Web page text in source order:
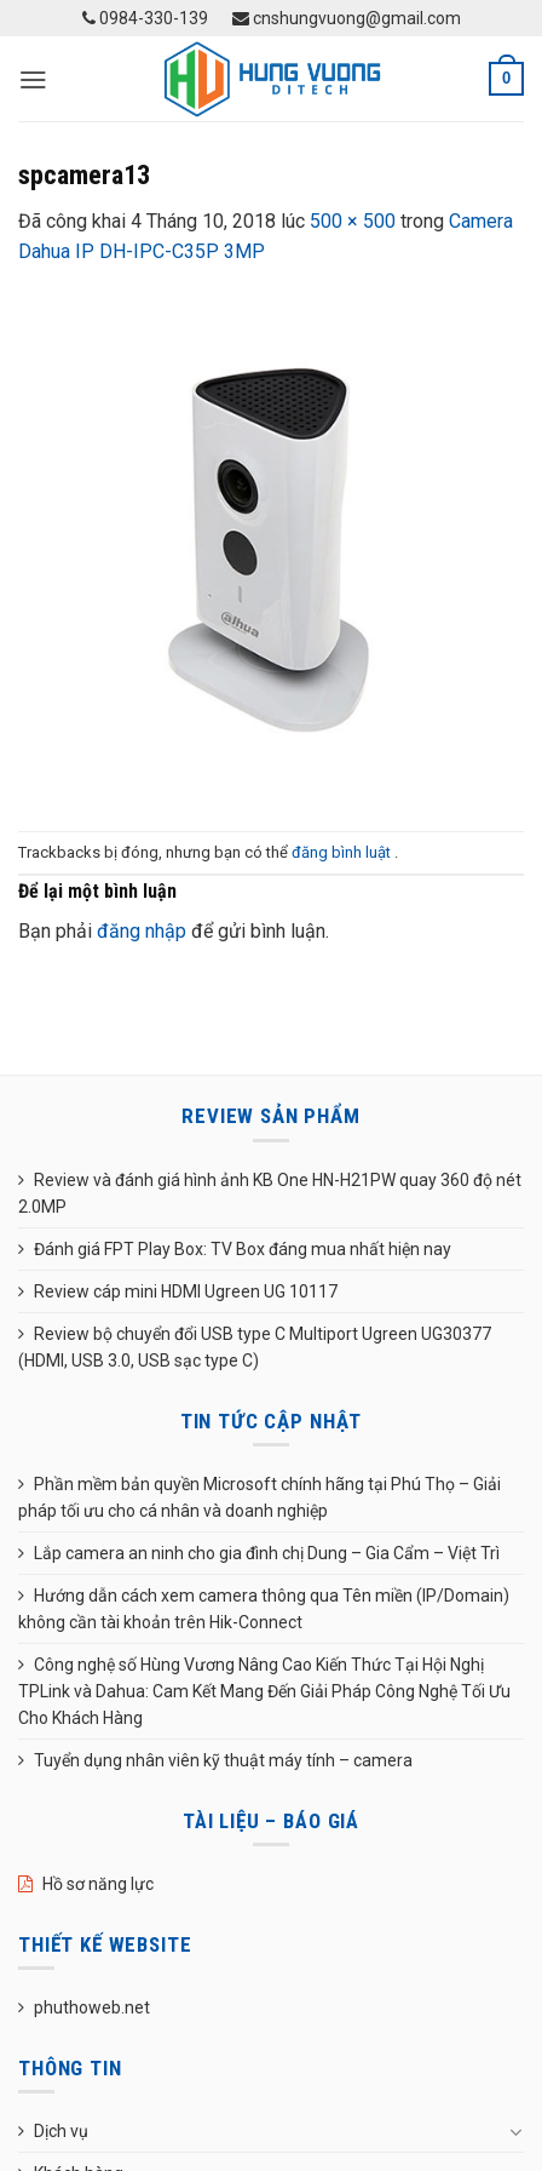
content
0984-330-139 cnshungvuong@gmail.com
0
spcamera13
Đã công khai 4 Tháng 10, 2018 lúc 500 × 500 trong Camera
Dahua IP DH-IPC-C35P 3MP
Trackbacks bị đóng, nhưng bạn có thể đăng bình luật
Để lại một bình luận
Bạn phải đăng nhập để gửi bình luận.
REVIEW SẢN PHẨM
Review và đánh giá hình ảnh KB One HN-H21PW quay 360 độ nét
2.0MP
Đánh giá FPT Play Box: TV Box đáng mua nhất hiện nay
Review cáp mini HDMI Ugreen UG 10117
Review bộ chuyển đổi USB type C Multiport Ugreen UG30377
(HDMI, USB 3.0, USB sạc type C)
TIN TỨC CẬP NHẬT
Phần mềm bản quyền Microsoft chính hãng tại Phú Thọ – Giải
pháp tối ưu cho cá nhân và doanh nghiệp
Lắp camera an ninh cho gia đình chị Dung – Gia Cẩm – Việt Trì
Hướng dẫn cách xem camera thông qua Tên miền (IP/Domain)
không cần tài khoản trên Hik-Connect
Công nghệ số Hùng Vương Nâng Cao Kiến Thức Tại Hội Nghị
TPLink và Dahua: Cam Kết Mang Đến Giải Pháp Công Nghệ Tối Ưu
Cho Khách Hàng
Tuyển dụng nhân viên kỹ thuật máy tính – camera
TÀI LIỆU – BÁO GIÁ
Hồ sơ năng lực
THIẾT KẾ WEBSITE
phuthoweb.net
THÔNG TIN
Dịch vụ